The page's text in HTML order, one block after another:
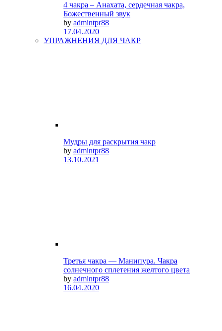
4 чакра – Анахата, сердечная чакра,
Божественный звук
by admintpr88
17.04.2020
УПРАЖНЕНИЯ ДЛЯ ЧАКР
Мудры для раскрытия чакр
by admintpr88
13.10.2021
Третья чакра — Манипура. Чакра
солнечного сплетения желтого цвета
by admintpr88
16.04.2020